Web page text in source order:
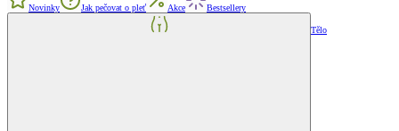
Novinky Jak pečovat o pleť Akce Bestsellery
Tělo